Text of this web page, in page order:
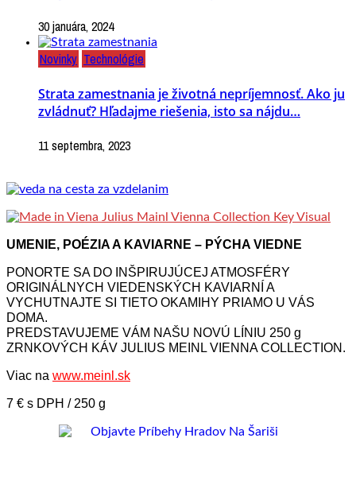
30 januára, 2024
Novinky Technológie
Strata zamestnania je životná nepríjemnosť. Ako ju
zvládnuť? Hľadajme riešenia, isto sa nájdu…
11 septembra, 2023
UMENIE, POÉZIA A KAVIARNE – PÝCHA VIEDNE
PONORTE SA DO INŠPIRUJÚCEJ ATMOSFÉRY
ORIGINÁLNYCH VIEDENSKÝCH KAVIARNÍ A
VYCHUTNAJTE SI TIETO OKAMIHY PRIAMO U VÁS
DOMA.
PREDSTAVUJEME VÁM NAŠU NOVÚ LÍNIU 250 g
ZRNKOVÝCH KÁV JULIUS MEINL VIENNA COLLECTION.
Viac na www.meinl.sk
7 € s DPH / 250 g